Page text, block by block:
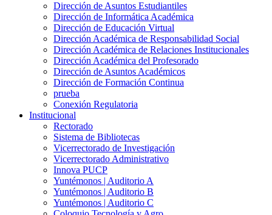
Dirección de Asuntos Estudiantiles
Dirección de Informática Académica
Dirección de Educación Virtual
Dirección Académica de Responsabilidad Social
Dirección Académica de Relaciones Institucionales
Dirección Académica del Profesorado
Dirección de Asuntos Académicos
Dirección de Formación Continua
prueba
Conexión Regulatoria
Institucional
Rectorado
Sistema de Bibliotecas
Vicerrectorado de Investigación
Vicerrectorado Administrativo
Innova PUCP
Yuntémonos | Auditorio A
Yuntémonos | Auditorio B
Yuntémonos | Auditorio C